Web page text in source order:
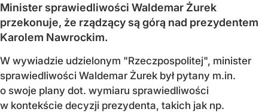
Minister sprawiedliwości Waldemar Żurek
przekonuje, że rządzący są górą nad prezydentem
Karolem Nawrockim.
W wywiadzie udzielonym "Rzeczpospolitej", minister
sprawiedliwości Waldemar Żurek był pytany m.in.
o swoje plany dot. wymiaru sprawiedliwości
w kontekście decyzji prezydenta, takich jak np.